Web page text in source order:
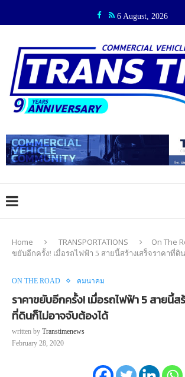
6 August, 2026
Home TRANSPORTATIONS On The
ขยับอีกครั้ง! เมื่อรถไฟฟ้า 5 สายนี้สร้างเสร็จราคาที่ดิ
ON THE ROAD คมนาคม
ราคาขยับอีกครั้ง! เมื่อรถไฟฟ้า 5 สายนี้ส
ที่ดินก็ไม่อาจจับต้องได้
written by Transtimenews
February 28, 2020